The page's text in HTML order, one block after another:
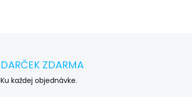
DARČEK ZDARMA
Ku každej objednávke.